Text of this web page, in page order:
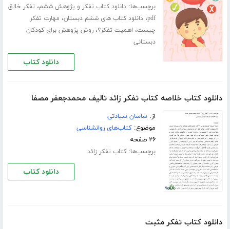
برچسب‌ها:دانلود کتاب تفکر و پژوهش ششم، تفکر خلاق
pdf،دانلود کتاب های ششم دبستان، مهارت تفکر
چیست، اهمیت تفکر؟،روش پژوهش برای کودکان
دبستانی
دانلود کتاب
دانلود کتاب خلاصه کتاب تفکر زائد تالیف محمدجعفر مصفا
از:ساسان سیادتی
موضوع:کتاب‌های روانشناسی
۲۶ صفحه
برچسب‌ها:کتاب تفکر زائد
دانلود کتاب
دانلود کتاب تفکر مثبت